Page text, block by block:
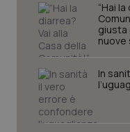
“Hai
giusta
In